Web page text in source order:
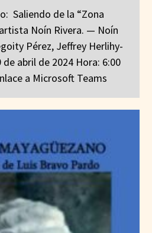
Saliendo de la “Zona
Noín Rivera. — Noín
Pérez, Jeffrey Herlihy-
de abril de 2024 Hora: 6:00
a Microsoft Teams